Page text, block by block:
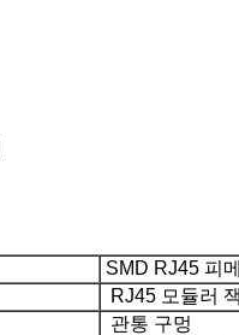
SMD RJ45 피
RJ45 모듈러 잭
관통 구멍